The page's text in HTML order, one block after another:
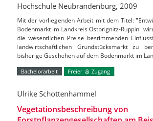
Hochschule Neubrandenburg, 2009
Mit der vorliegenden Arbeit mit dem Titel:
Bodenmarkt im Landkreis Ostprignitz-Ruppin"
die wesentlichen Preise bestimmenden
landwirtschaftlichen Grundstücksmarkt zu
bisherige Geschehen auf dem Bodenmarkt im
Bachelorarbeit Freier Zugang
Ulrike Schottenhammel
Vegetationsbeschreibung von